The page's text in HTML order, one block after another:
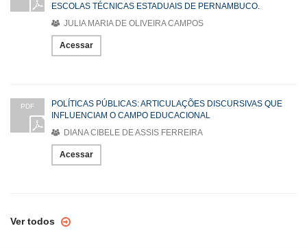
ESCOLAS TÉCNICAS ESTADUAIS DE PERNAMBUCO.
JULIA MARIA DE OLIVEIRA CAMPOS
Acessar
PDF
POLÍTICAS PÚBLICAS: ARTICULAÇÕES DISCURSIVAS QUE
INFLUENCIAM O CAMPO EDUCACIONAL
DIANA CIBELE DE ASSIS FERREIRA
Acessar
Ver todos